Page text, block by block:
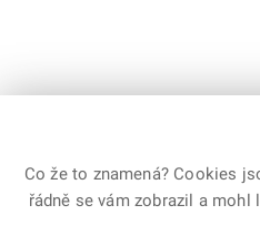
Co že to znamená? Cookies
řádně se vám zobrazil a